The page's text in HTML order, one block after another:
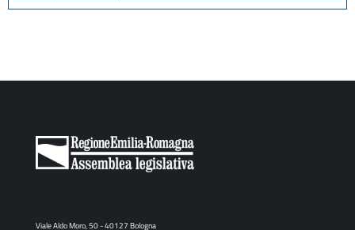
Viale Aldo Moro, 50 - 40127 Bologna